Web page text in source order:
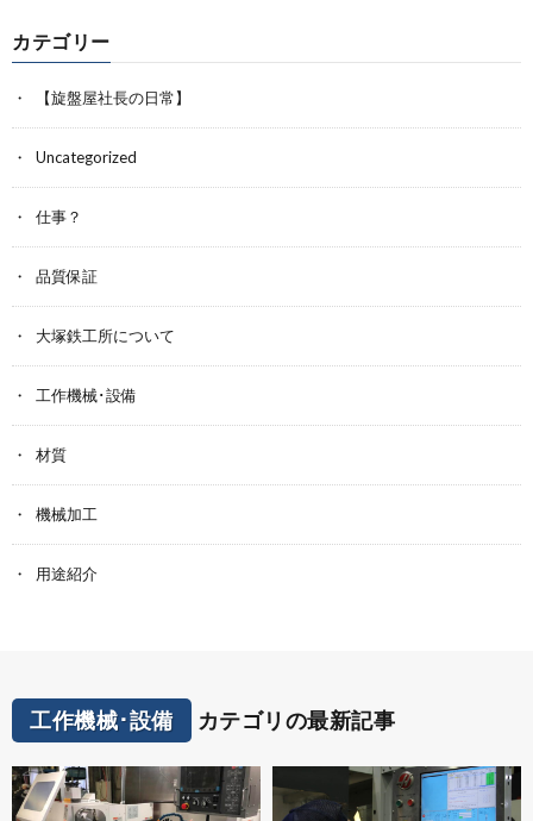
カテゴリー
【旋盤屋社長の日常】
Uncategorized
仕事？
品質保証
大塚鉄工所について
工作機械･設備
材質
機械加工
用途紹介
工作機械･設備 カテゴリの最新記事